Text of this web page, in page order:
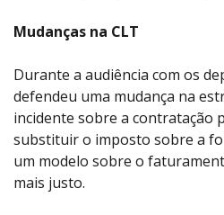
Mudanças na CLT
Durante a audiência com os
defendeu uma mudança na
incidente sobre a contratação
substituir o imposto sobre a
um modelo sobre o
mais justo.